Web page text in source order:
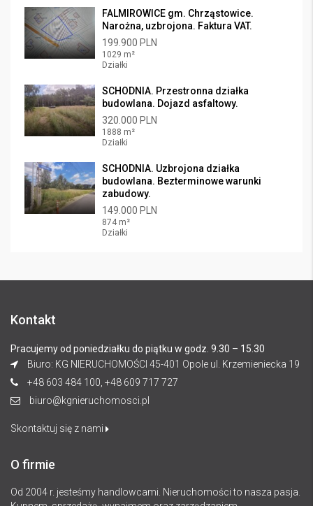
FALMIROWICE gm. Chrząstowice.
Narożna, uzbrojona. Faktura VAT.
199.900 PLN
1029 m²
Działki
SCHODNIA. Przestronna działka
budowlana. Dojazd asfaltowy.
320.000 PLN
1888 m²
Działki
SCHODNIA. Uzbrojona działka
budowlana. Bezterminowe warunki
zabudowy.
149.000 PLN
874 m²
Działki
Kontakt
Pracujemy od poniedziałku do piątku w godz. 9.30 – 15.30
Biuro: KG NIERUCHOMOŚCI 45-401 Opole ul. Krzemieniecka 19
+48 603 484 100, +48 609 717 727
biuro@kgnieruchomosci.pl
Skontaktuj się z nami
O firmie
Od 2004 r. jesteśmy handlowcami. Nieruchomości to nasza pasja.